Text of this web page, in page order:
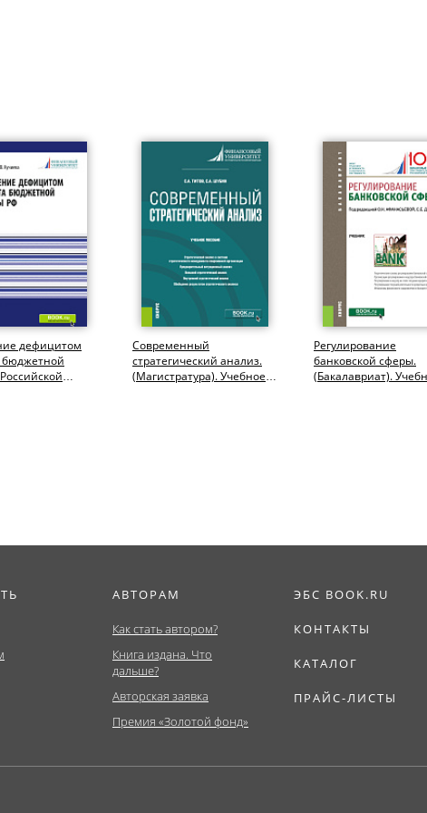
дефицитом
Современный
стратегический анализ.
(Магистратура). Учебное
Регулирование
банковской сферы.
(Бакалавриат).
АВТОРАМ
Как стать автором?
Книга издана. Что
дальше?
Авторская заявка
Премия «Золотой фонд»
ЭБС BOOK.RU
КОНТАКТЫ
КАТАЛОГ
ПРАЙС-ЛИСТЫ